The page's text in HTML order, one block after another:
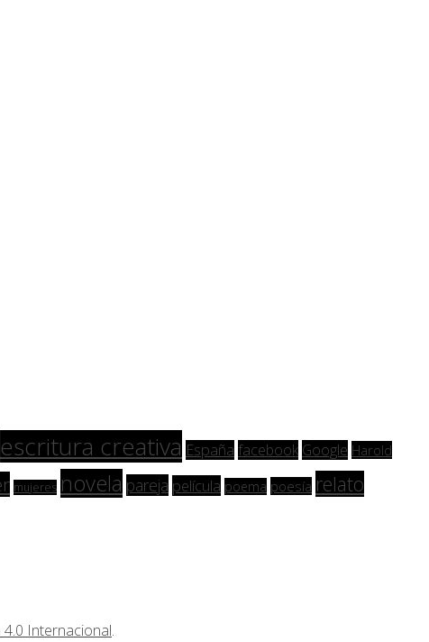
escritura creativa España facebook Google Harold
mujeres novela pareja película poema poesía relato
Internacional.